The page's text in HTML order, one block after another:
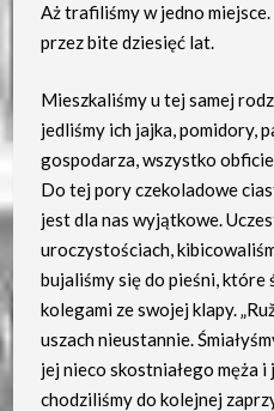
Aż trafiliśmy w jedno
przez bite dziesięć lat.
Mieszkaliśmy u tej samej
jedliśmy ich jajka, pomidory,
gospodarza, wszystko
Do tej pory czekoladowe
jest dla nas wyjątkowe.
uroczystościach,
bujaliśmy się do pieśni, które
kolegami ze swojej klapy.
uszach nieustannie.
jej nieco skostniałego męża
chodziliśmy do kolejnej